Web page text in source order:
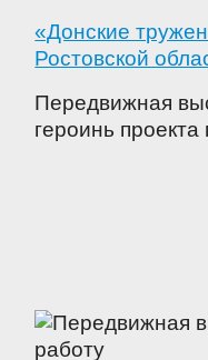
«Донские
Ростовской
Передвижная
героинь